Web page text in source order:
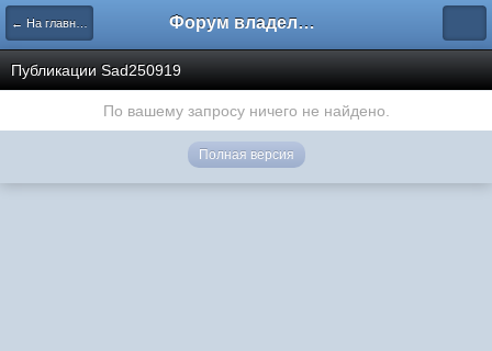
← На главную Форум владельцев интернет-магазинов
Публикации Sad250919
По вашему запросу ничего не найдено.
Полная версия